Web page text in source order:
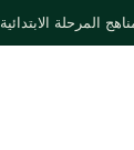
المرحلة الابتدائية